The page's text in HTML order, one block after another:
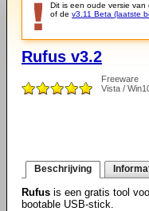
Dit is een oude versie
of de v3.11 Beta (laatste
Rufus v3.2
Freeware
Vista /
Beschrijving
Rufus is een gratis tool
bootable USB-stick.